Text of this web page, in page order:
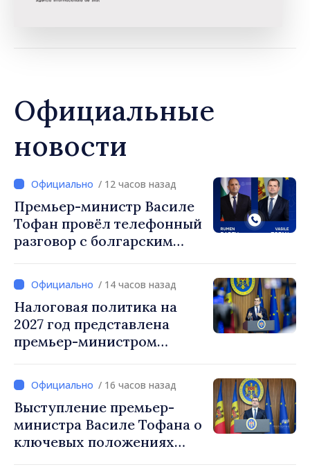
Официальные
новости
/ 12 часов назад
Премьер-министр Василе
Тофан провёл телефонный
разговор с болгарским
Радевым
/ 14 часов назад
Налоговая политика на
2027 год представлена
премьер-министром
снижение налоговой
нагрузки на труд,
стимулирование
инвестиций и более
справедливое
/ 16 часов назад
Выступление премьер-
министра Василе Тофана о
ключевых положениях